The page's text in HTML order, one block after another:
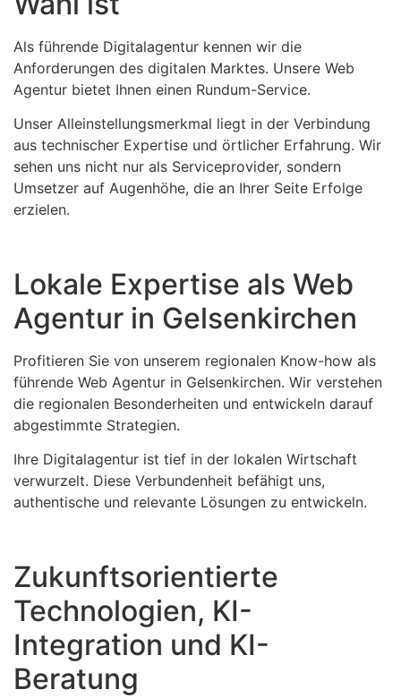
Als führende Digitalagentur kennen wir die
Anforderungen des digitalen Marktes. Unsere Web
Agentur bietet Ihnen einen Rundum-Service.
Unser Alleinstellungsmerkmal liegt in der Verbindung
aus technischer Expertise und örtlicher Erfahrung. Wir
sehen uns nicht nur als Serviceprovider, sondern
Umsetzer auf Augenhöhe, die an Ihrer Seite Erfolge
erzielen.
Lokale Expertise als Web
Agentur in Gelsenkirchen
Profitieren Sie von unserem regionalen Know-how als
führende Web Agentur in Gelsenkirchen. Wir verstehen
die regionalen Besonderheiten und entwickeln darauf
abgestimmte Strategien.
Ihre Digitalagentur ist tief in der lokalen Wirtschaft
verwurzelt. Diese Verbundenheit befähigt uns,
authentische und relevante Lösungen zu entwickeln.
Zukunftsorientierte
Technologien, KI-
Integration und KI-
Beratung